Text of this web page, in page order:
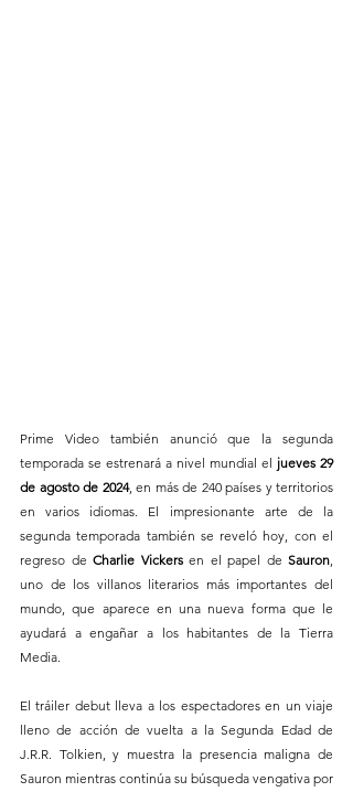
Prime Video también anunció que la segunda
temporada se estrenará a nivel mundial el jueves 29
de agosto de 2024, en más de 240 países y territorios
en varios idiomas. El impresionante arte de la
segunda temporada también se reveló hoy, con el
regreso de Charlie Vickers en el papel de Sauron
uno de los villanos literarios más importantes del
mundo, que aparece en una nueva forma que le
ayudará a engañar a los habitantes de la Tierra
Media.
El tráiler debut lleva a los espectadores en un viaje
lleno de acción de vuelta a la Segunda Edad de
J.R.R. Tolkien, y muestra la presencia maligna de
Sauron mientras continúa su búsqueda vengativa por